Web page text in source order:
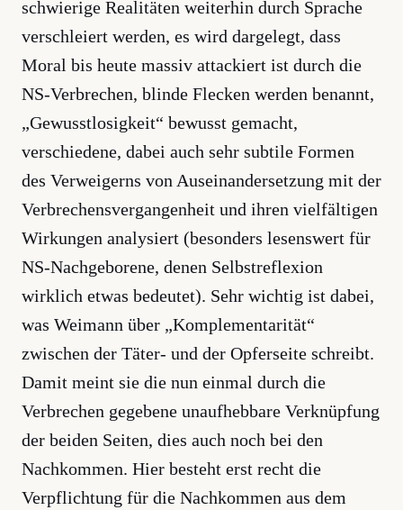
schwierige Realitäten weiterhin durch Sprache
verschleiert werden, es wird dargelegt, dass
Moral bis heute massiv attackiert ist durch die
NS-Verbrechen, blinde Flecken werden benannt,
„Gewusstlosigkeit“ bewusst gemacht,
verschiedene, dabei auch sehr subtile Formen
des Verweigerns von Auseinandersetzung mit der
Verbrechensvergangenheit und ihren vielfältigen
Wirkungen analysiert (besonders lesenswert für
NS-Nachgeborene, denen Selbstreflexion
wirklich etwas bedeutet). Sehr wichtig ist dabei,
was Weimann über „Komplementarität“
zwischen der Täter- und der Opferseite schreibt.
Damit meint sie die nun einmal durch die
Verbrechen gegebene unaufhebbare Verknüpfung
der beiden Seiten, dies auch noch bei den
Nachkommen. Hier besteht erst recht die
Verpflichtung für die Nachkommen aus dem